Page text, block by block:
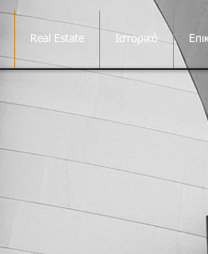
Real Estate Ιστορικό